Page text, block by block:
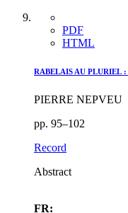
PDF
HTML
RABELAIS AU PLURIEL :
PIERRE NEPVEU
pp. 95–102
Record
Abstract
FR: